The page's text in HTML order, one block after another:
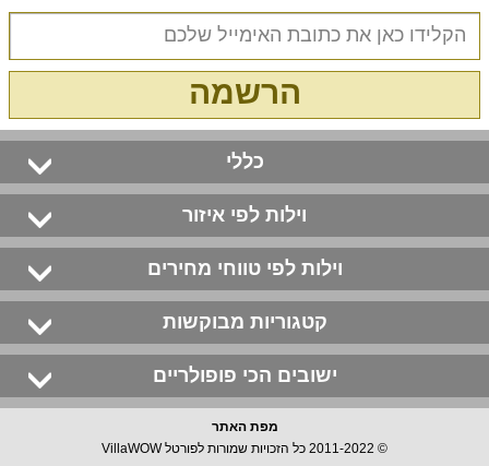
הרשמה
כללי
וילות לפי איזור
וילות לפי טווחי מחירים
קטגוריות מבוקשות
ישובים הכי פופולריים
מפת האתר
© 2011-2022 כל הזכויות שמורות לפורטל VillaWOW